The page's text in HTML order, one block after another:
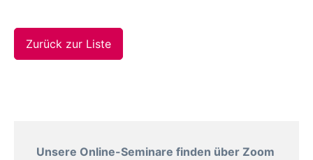
Zurück zur Liste
Unsere Online-Seminare finden über Zoom